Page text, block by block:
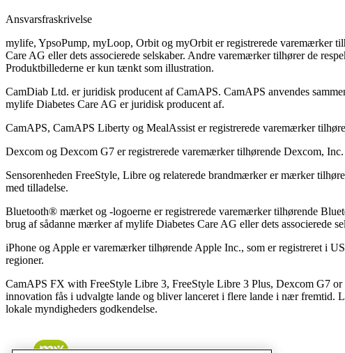
Ansvarsfraskrivelse
mylife, YpsoPump, myLoop, Orbit og myOrbit er registrerede varemærker
Care AG eller dets associerede selskaber. Andre varemærker tilhører de
Produktbillederne er kun tænkt som illustration.
CamDiab Ltd. er juridisk producent af CamAPS. CamAPS anvendes
mylife Diabetes Care AG er juridisk producent af.
CamAPS, CamAPS Liberty og MealAssist er registrerede varemærker
Dexcom og Dexcom G7 er registrerede varemærker tilhørende Dexcom,
Sensorenheden FreeStyle, Libre og relaterede brandmærker er mærker
med tilladelse.
Bluetooth® mærket og -logoerne er registrerede varemærker tilhørende
brug af sådanne mærker af mylife Diabetes Care AG eller dets associerede
iPhone og Apple er varemærker tilhørende Apple Inc., som er registreret i
regioner.
CamAPS FX with FreeStyle Libre 3, FreeStyle Libre 3 Plus, Dexcom G7
innovation fås i udvalgte lande og bliver lanceret i flere lande i nær fremtid.
lokale myndigheders godkendelse.